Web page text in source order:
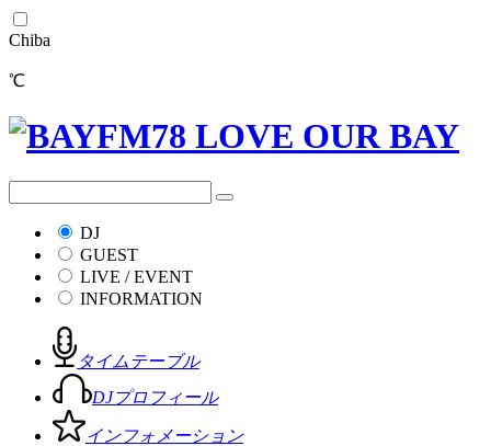
Chiba
℃
DJ
GUEST
LIVE / EVENT
INFORMATION
タイムテーブル
DJプロフィール
インフォメーション